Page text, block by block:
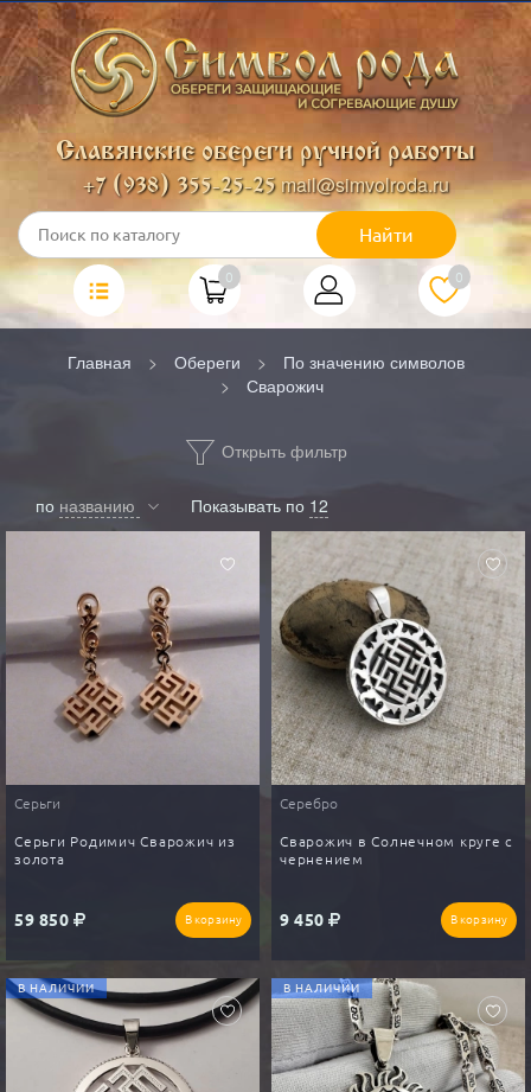
Славянские обереги ручной работы
+7 (938) 355-25-25 mail@simvolroda.ru
Найти
0 0
Главная Обереги
По значению символов
Сварожич
Открыть фильтр
по названию Показывать по 12
Серьги
Серьги Родимич Сварожич из
золота
59 850 В корзину
Серебро
Сварожич в Солнечном круге с
чернением
9 450 В корзину
В НАЛИЧИИ В НАЛИЧИИ